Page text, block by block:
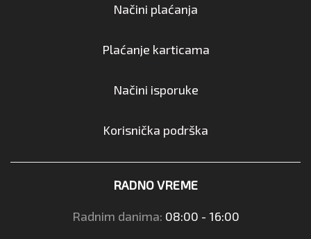
Načini plaćanja
Plaćanje karticama
Načini isporuke
Korisnička podrška
RADNO VREME
Radnim danima: 08:00 - 16:00